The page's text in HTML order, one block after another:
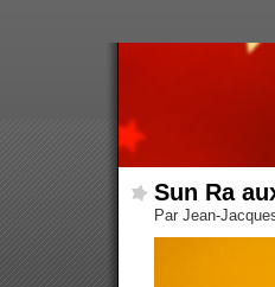
Sun Ra
Par Jean-